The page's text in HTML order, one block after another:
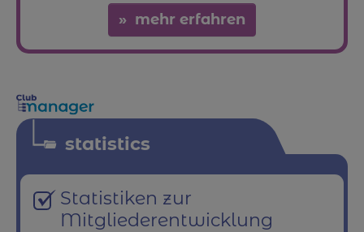
mehr erfahren
statistics
Statistiken zur
Mitgliederentwicklung